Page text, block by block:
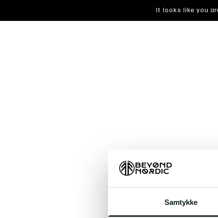
Samtykke
It looks like you